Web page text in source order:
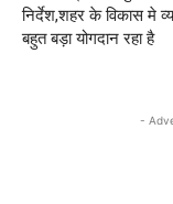
निर्देश,शहर के विकास मे
बहुत बड़ा योगदान रहा है
-